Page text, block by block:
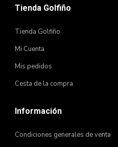
Tienda Golfiño
Tienda Golfiño
Mi Cuenta
Mis pedidos
Cesta de la compra
Información
Condiciones generales de venta